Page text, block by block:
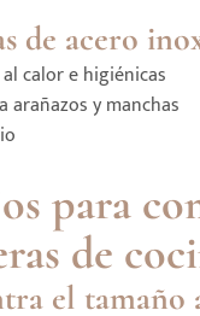
de acero
calor e higiénicas
arañazos y manchas
para
de
el tamaño